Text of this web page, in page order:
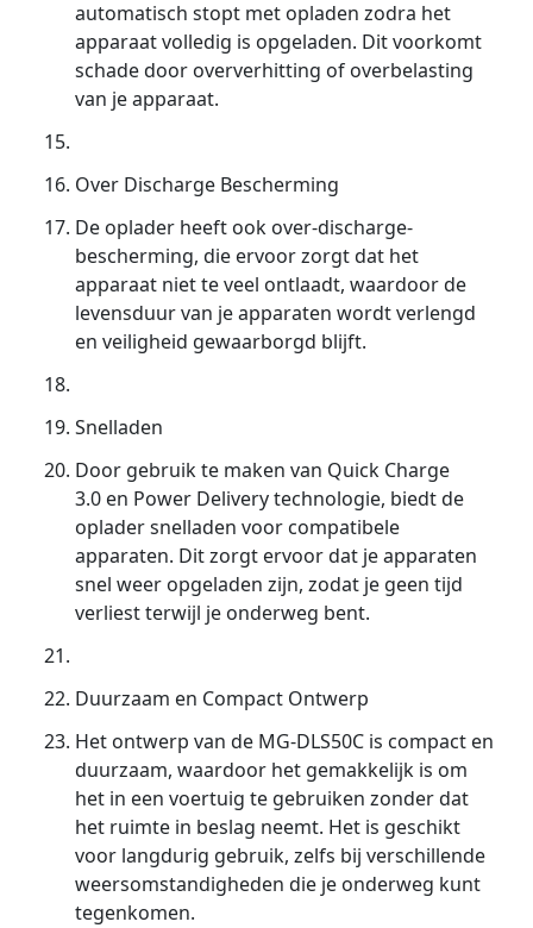
automatisch stopt met opladen zodra het
apparaat volledig is opgeladen. Dit voorkomt
schade door oververhitting of overbelasting
van je apparaat.
Over Discharge Bescherming
De oplader heeft ook over-discharge-
bescherming, die ervoor zorgt dat het
apparaat niet te veel ontlaadt, waardoor de
levensduur van je apparaten wordt verlengd
en veiligheid gewaarborgd blijft.
Snelladen
Door gebruik te maken van Quick Charge
3.0 en Power Delivery technologie, biedt de
oplader snelladen voor compatibele
apparaten. Dit zorgt ervoor dat je apparaten
snel weer opgeladen zijn, zodat je geen tijd
verliest terwijl je onderweg bent.
Duurzaam en Compact Ontwerp
Het ontwerp van de MG-DLS50C is compact en
duurzaam, waardoor het gemakkelijk is om
het in een voertuig te gebruiken zonder dat
het ruimte in beslag neemt. Het is geschikt
voor langdurig gebruik, zelfs bij verschillende
weersomstandigheden die je onderweg kunt
tegenkomen.